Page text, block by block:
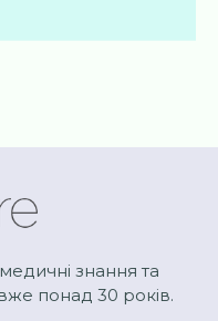
знання та
понад 30 років.